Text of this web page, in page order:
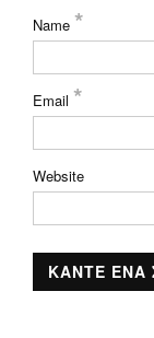
Name *
Email *
Website